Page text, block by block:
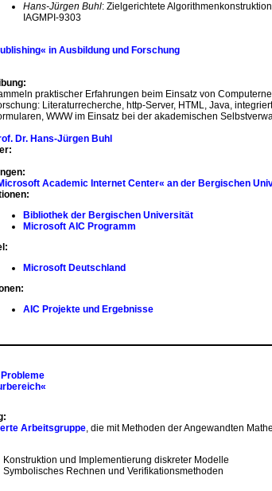
Hans-Jürgen Buhl: Zielgerichtete
IAGMPI-9303
in Ausbildung und Forschung
praktischer Erfahrungen beim Einsatz von
Literaturrecherche, http-Server, HTML, Java,
WWW im Einsatz bei der akademischen
Dr. Hans-Jürgen Buhl
Academic Internet Center« an der Bergischen
Bibliothek der Bergischen Universität
Microsoft AIC Programm
Microsoft Deutschland
AIC Projekte und Ergebnisse
Arbeitsgruppe, die mit Methoden der Angewandten
Konstruktion und Implementierung diskreter Modelle
Symbolisches Rechnen und Verifikationsmethoden